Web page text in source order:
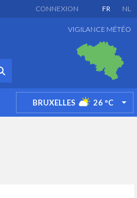
FR NL
CONNEXION
VIGILANCE MÉTÉO
BRUXELLES 26 °C